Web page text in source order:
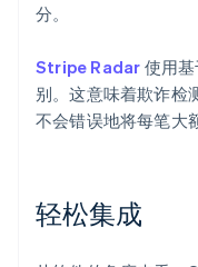
分。
Stripe Radar 使用
别。这意味着欺诈检
不会错误地将每笔大
轻松集成